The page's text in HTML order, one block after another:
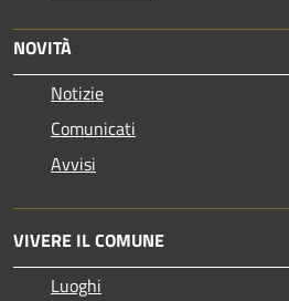
NOVITÀ
Notizie
Comunicati
Avvisi
VIVERE IL COMUNE
Luoghi